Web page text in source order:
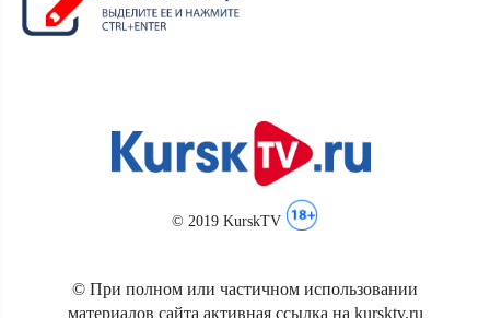
© 2019 KurskTV
© При полном или частичном использовании
материалов сайта активная ссылка на kursktv.ru